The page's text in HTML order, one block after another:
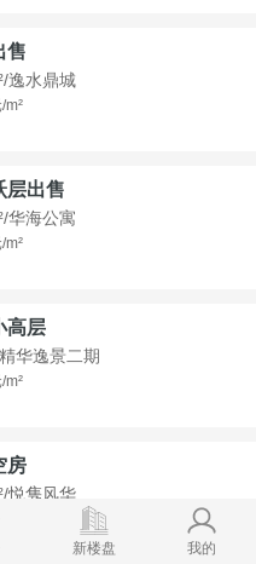
售
逸水鼎城
m²
层出售
华海公寓
m²
高层
华逸景二期
m²
房
悦隽风华
新楼盘 我的